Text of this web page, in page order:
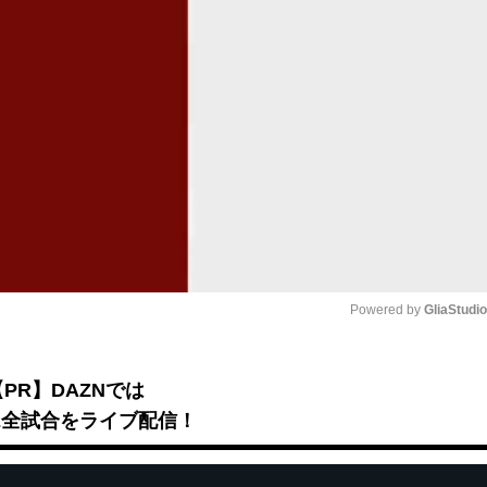
Powered by
PR】DAZNでは
試合をライブ配信！